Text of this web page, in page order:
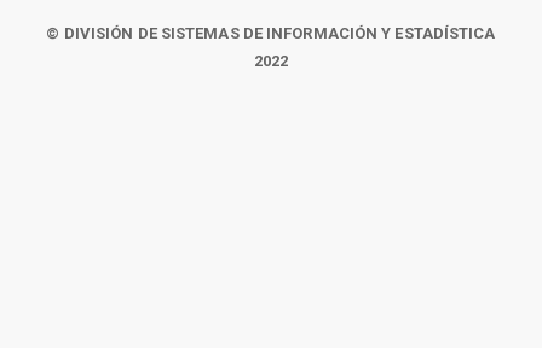
© DIVISIÓN DE SISTEMAS DE INFORMACIÓN Y ESTADÍSTICA
2022